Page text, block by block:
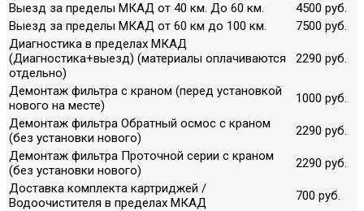
Выезд за пределы МКАД от 40 км. До 60 км.
4500 руб.
Выезд за пределы МКАД от 60 км до 100 км.
7500 руб.
Диагностика в пределах МКАД
(Диагностика+выезд) (материалы оплачиваются
отдельно)
2290 руб.
Демонтаж фильтра с краном (перед установкой
нового на месте)
1000 руб.
Демонтаж фильтра Обратный осмос с краном
(без установки нового)
2290 руб.
Демонтаж фильтра Проточной серии с краном
(без установки нового)
2290 руб.
Доставка комплекта картриджей /
Водоочистителя в пределах МКАД
700 руб.